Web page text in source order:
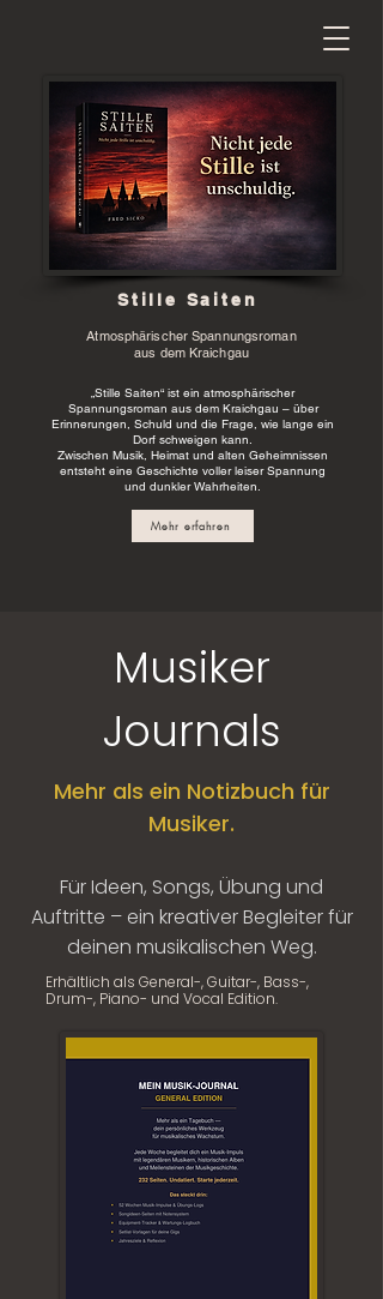
Stille Saiten
Atmosphärischer Spannungsroman
aus dem Kraichgau
„Stille Saiten“ ist ein atmosphärischer
Spannungsroman aus dem Kraichgau – über
Erinnerungen, Schuld und die Frage, wie lange ein
Dorf schweigen kann.
Zwischen Musik, Heimat und alten Geheimnissen
entsteht eine Geschichte voller leiser Spannung
und dunkler Wahrheiten.
Mehr erfahren
Musiker
Journals
Mehr als ein Notizbuch für
Musiker.
Für Ideen, Songs, Übung und
Auftritte – ein kreativer Begleiter für
deinen musikalischen Weg.
Erhältlich als General-, Guitar-, Bass-,
Drum-, Piano- und Vocal Edition.